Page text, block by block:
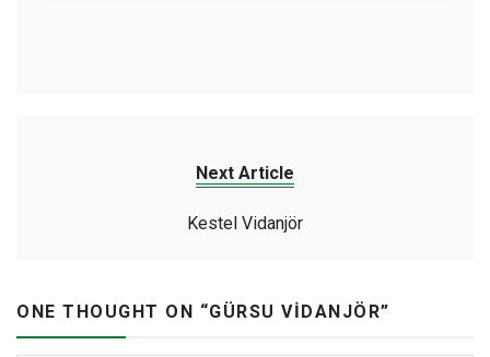
Next Article
Kestel Vidanjör
ONE THOUGHT ON “GÜRSU VIDANJÖR”